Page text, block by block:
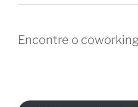
Encontre o